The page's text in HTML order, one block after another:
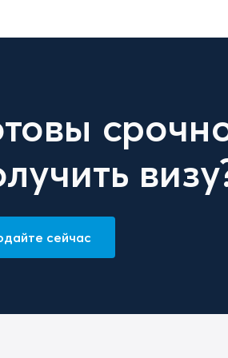
сейчас